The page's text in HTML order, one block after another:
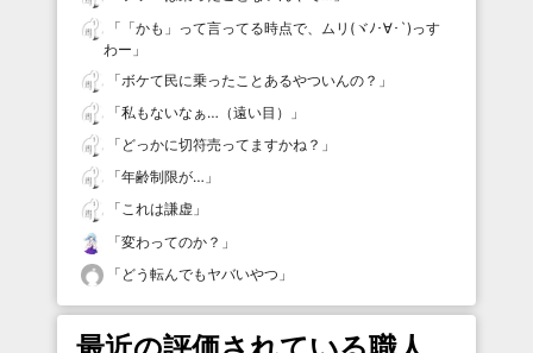
「 「かも」って言ってる時点で、ムリ(ヾﾉ･∀･`)っす
わー 」
「ボケて民に乗ったことあるやついんの？ 」
「私もないなぁ…（遠い目）
」
「 どっかに切符売ってますかね？ 」
「年齢制限が… 」
「これは謙虚 」
「変わってのか？ 」
「 どう転んでもヤバいやつ 」